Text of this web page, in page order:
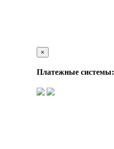
×
Платежные системы: